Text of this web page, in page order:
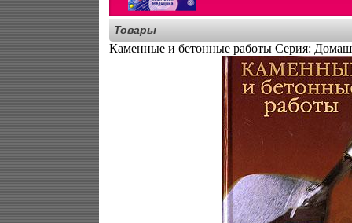
Товары
Каменные и бетонные работы Серия: